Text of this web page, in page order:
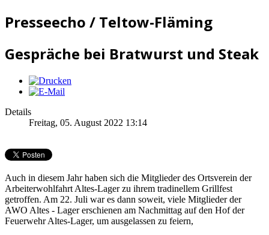
Presseecho / Teltow-Fläming
Gespräche bei Bratwurst und Steak
Details
Freitag, 05. August 2022 13:14
Auch in diesem Jahr haben sich die Mitglieder des Ortsverein der
Arbeiterwohlfahrt Altes-Lager zu ihrem tradinellem Grillfest
getroffen. Am 22. Juli war es dann soweit, viele Mitglieder der
AWO Altes - Lager erschienen am Nachmittag auf den Hof der
Feuerwehr Altes-Lager, um ausgelassen zu feiern,